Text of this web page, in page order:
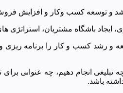
توسعه کسب وکار و افزایش فروش
ایجاد باشگاه مشتریان، استراتژی
رشد کسب و کار را برنامه ریزی و
انجام دهیم، چه عنوانی
باشد.